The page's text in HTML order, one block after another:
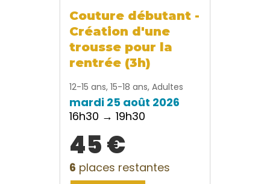
Couture débutant -
Création d'une
trousse pour la
rentrée (3h)
12-15 ans, 15-18 ans, Adultes
mardi 25 août 2026
16h30 → 19h30
45 €
6 places restantes